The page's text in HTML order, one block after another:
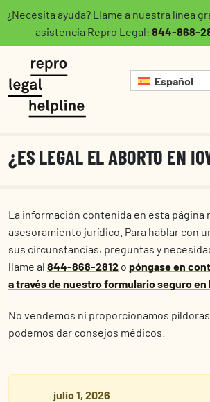
¿Necesita ayuda? Llame a nuestra línea
asistencia Repro Legal: 844-868-
Español
¿ES LEGAL EL ABORTO EN
La información contenida en esta página
asesoramiento jurídico. Para hablar con
sus circunstancias, preguntas y
llame al 844-868-2812 o póngase en
a través de nuestro formulario seguro en
No vendemos ni proporcionamos
podemos dar consejos médicos.
julio 1, 2026